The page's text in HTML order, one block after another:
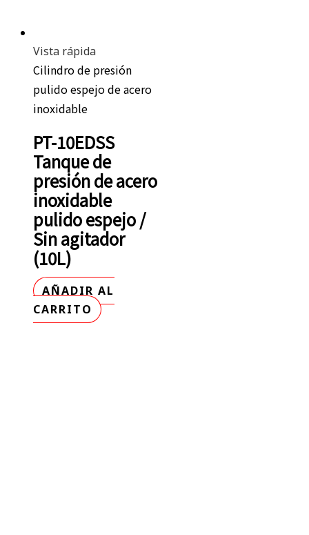
Vista rápida
Cilindro de presión
pulido espejo de acero
inoxidable
PT-10EDSS
Tanque de
presión de acero
inoxidable
pulido espejo /
Sin agitador
(10L)
AÑADIR AL
CARRITO